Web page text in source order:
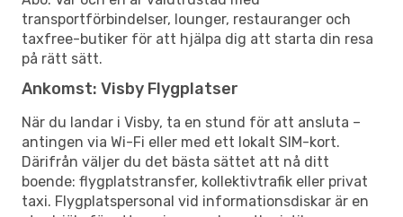
transportförbindelser, lounger, restauranger och
taxfree-butiker för att hjälpa dig att starta din resa
på rätt sätt.
Ankomst: Visby Flygplatser
När du landar i Visby, ta en stund för att ansluta –
antingen via Wi-Fi eller med ett lokalt SIM-kort.
Därifrån väljer du det bästa sättet att nå ditt
boende: flygplatstransfer, kollektivtrafik eller privat
taxi. Flygplatspersonal vid informationsdiskar är en